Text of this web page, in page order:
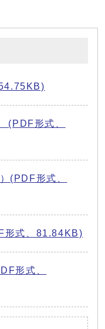
(PDF形式、
(PDF形式、
形式、81.84KB)
形式、